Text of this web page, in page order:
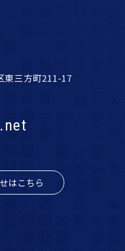
東三方町211-17
はこちら